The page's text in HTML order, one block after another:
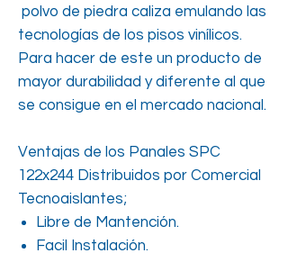
polvo de piedra caliza emulando las
tecnologías de los pisos vinílicos.
Para hacer de este un producto de
mayor durabilidad y diferente al que
se consigue en el mercado nacional.
Ventajas de los Panales SPC
122x244 Distribuidos por Comercial
Tecnoaislantes;
Libre de Mantención.
Facil Instalación.